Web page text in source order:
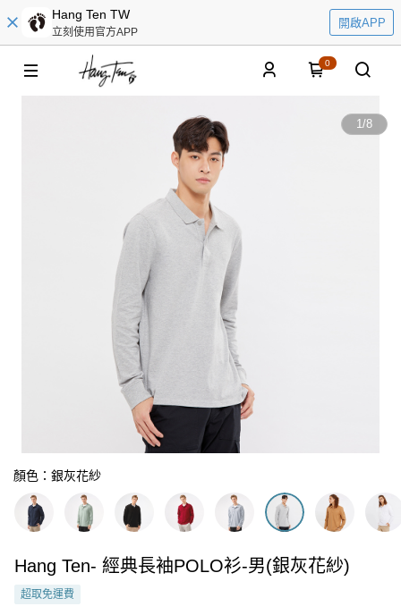
Hang Ten TW
立刻使用官方APP
開啟APP
0
1/8
顏色：銀灰花紗
Hang Ten- 經典長袖POLO衫-男(銀灰花紗)
超取免運費